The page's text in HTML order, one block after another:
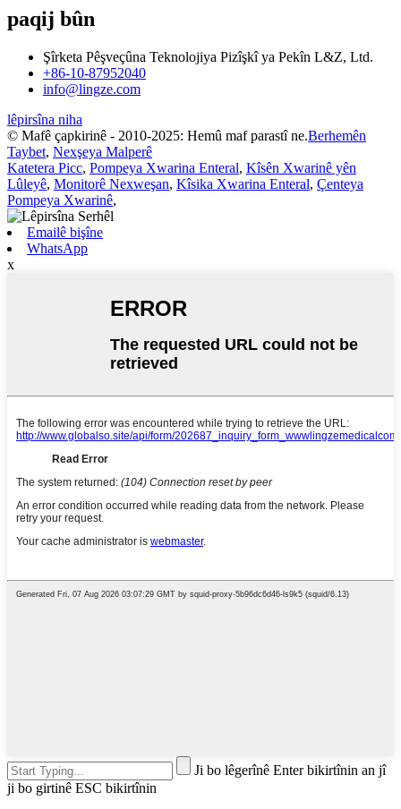
paqij bûn
Şîrketa Pêşveçûna Teknolojiya Pizîşkî ya Pekîn L&Z, Ltd.
+86-10-87952040
info@lingze.com
lêpirsîna niha
© Mafê çapkirinê - 2010-2025: Hemû maf parastî ne.Berhemên
Taybet, Nexşeya Malperê
Katetera Picc, Pompeya Xwarina Enteral, Kîsên Xwarinê yên
Lûleyê, Monitorê Nexweşan, Kîsika Xwarina Enteral, Çenteya
Pompeya Xwarinê,
Emailê bişîne
WhatsApp
x
Ji bo lêgerînê Enter bikirtînin an jî
ji bo girtinê ESC bikirtînin